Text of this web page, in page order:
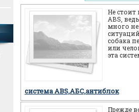
Не стоит
АВS,
много
собака
или
эта
система ABS,АБС,антиблок
Прежде